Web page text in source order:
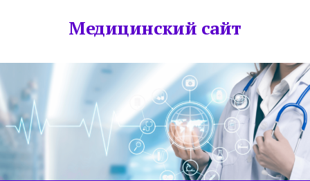
Медицинский сайт